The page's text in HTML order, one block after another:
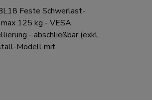
Feste Schwerlast-
125 kg - VESA
- abschließbar (exkl.
Modell mit